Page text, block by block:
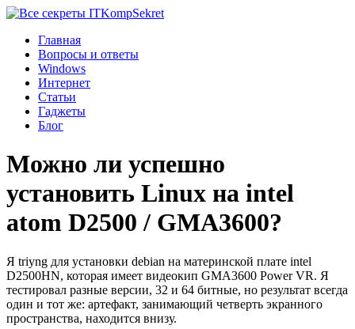
KompSekret
Главная
Вопросы и ответы
Windows
Интернет
Статьи
Гаджеты
Блог
Можно ли успешно
установить Linux на intel
atom D2500 / GMA3600?
Я triyng для установки debian на материнской плате intel
D2500HN, которая имеет видеокип GMA3600 Power VR. Я
тестировал разные версии, 32 и 64 битные, но результат всегда
один и тот же: артефакт, занимающий четверть экранного
пространства, находится внизу.